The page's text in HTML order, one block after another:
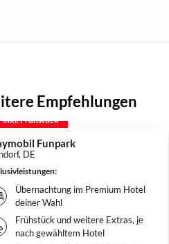
Empfehlungen
inkl. Frühstück
Funpark
DE
:
Übernachtung im Premium Hotel
deiner Wahl
Frühstück und weitere Extras, je
nach gewähltem Hotel